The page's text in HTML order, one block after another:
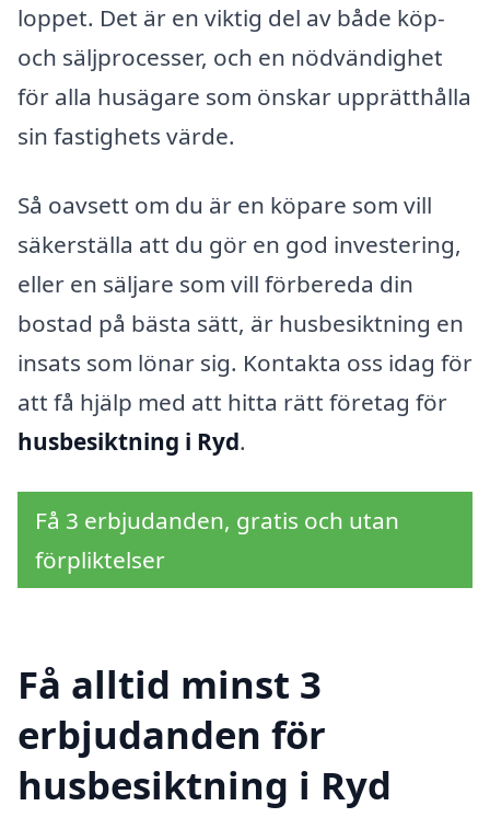
loppet. Det är en viktig del av både köp-
och säljprocesser, och en nödvändighet
för alla husägare som önskar upprätthålla
sin fastighets värde.
Så oavsett om du är en köpare som vill
säkerställa att du gör en god investering,
eller en säljare som vill förbereda din
bostad på bästa sätt, är husbesiktning en
insats som lönar sig. Kontakta oss idag för
att få hjälp med att hitta rätt företag för
husbesiktning i Ryd.
Få 3 erbjudanden, gratis och utan
förpliktelser
Få alltid minst 3
erbjudanden för
husbesiktning i Ryd